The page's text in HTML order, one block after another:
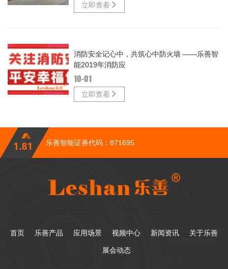
立即查看
消防安全记心中，共筑心中防火墙 ——乐善智
能2019年消防应
10-01
立即查看
乐善智能证券代码：871695
首页 乐善产品 应用场景 视频中心 新闻资讯 关于乐善
展会动态